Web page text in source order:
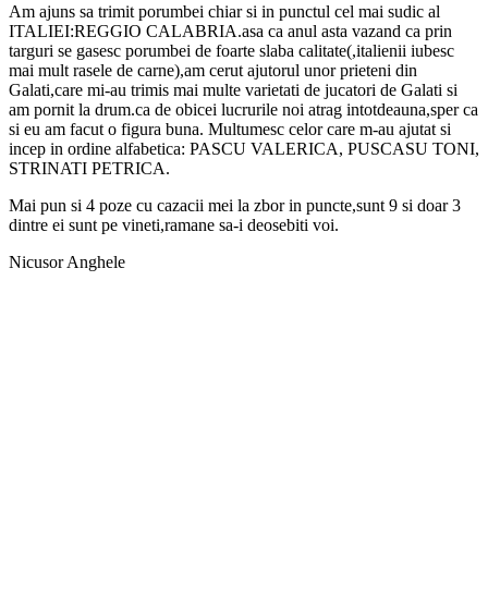
Am ajuns sa trimit porumbei chiar si in punctul cel mai sudic al
ITALIEI:REGGIO CALABRIA.asa ca anul asta vazand ca prin
targuri se gasesc porumbei de foarte slaba calitate(,italienii iubesc
mai mult rasele de carne),am cerut ajutorul unor prieteni din
Galati,care mi-au trimis mai multe varietati de jucatori de Galati si
am pornit la drum.ca de obicei lucrurile noi atrag intotdeauna,sper ca
si eu am facut o figura buna. Multumesc celor care m-au ajutat si
incep in ordine alfabetica: PASCU VALERICA, PUSCASU TONI,
STRINATI PETRICA.
Mai pun si 4 poze cu cazacii mei la zbor in puncte,sunt 9 si doar 3
dintre ei sunt pe vineti,ramane sa-i deosebiti voi.
Nicusor Anghele